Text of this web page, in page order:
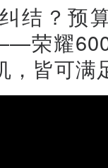
结？预
荣耀
，皆可满